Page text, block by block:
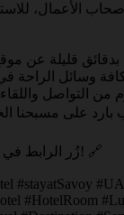
لأصحاب الأعمال،
بدقائق قليلة عن
وسائل الراحة
من التواصل
زُر الرابط في البايو واحجز الآن مباشرةً! 🔗
#stayatSavoy
#HotelRoom